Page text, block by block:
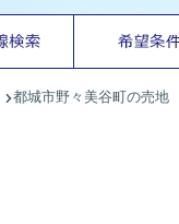
都城市野々美谷町の売地